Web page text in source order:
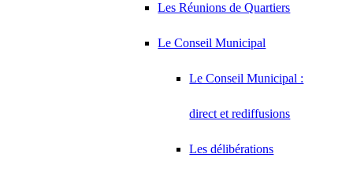
Les Réunions de Quartiers
Le Conseil Municipal
Le Conseil Municipal :
direct et rediffusions
Les délibérations